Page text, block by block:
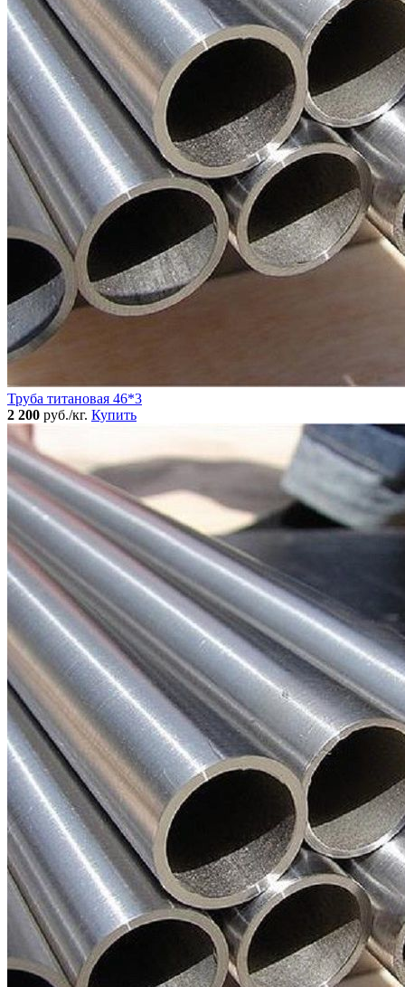
Труба титановая 46*3
2 200 руб./кг. Купить